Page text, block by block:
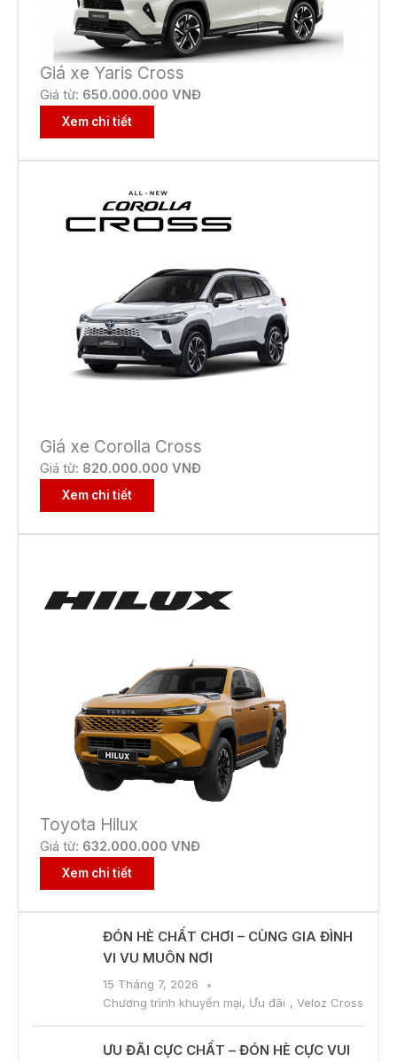
Giá xe Yaris Cross
Giá từ: 650.000.000 VNĐ
Xem chi tiết
Giá xe Corolla Cross
Giá từ: 820.000.000 VNĐ
Xem chi tiết
Toyota Hilux
Giá từ: 632.000.000 VNĐ
Xem chi tiết
ĐÓN HÈ CHẤT CHƠI – CÙNG GIA ĐÌNH
VI VU MUÔN NƠI
15 Tháng 7, 2026
Chương trình khuyến mại, Ưu đãi , Veloz Cross
ƯU ĐÃI CỰC CHẤT – ĐÓN HÈ CỰC VUI